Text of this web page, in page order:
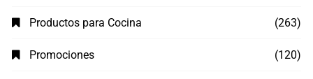
Productos para Cocina (263)
Promociones (120)